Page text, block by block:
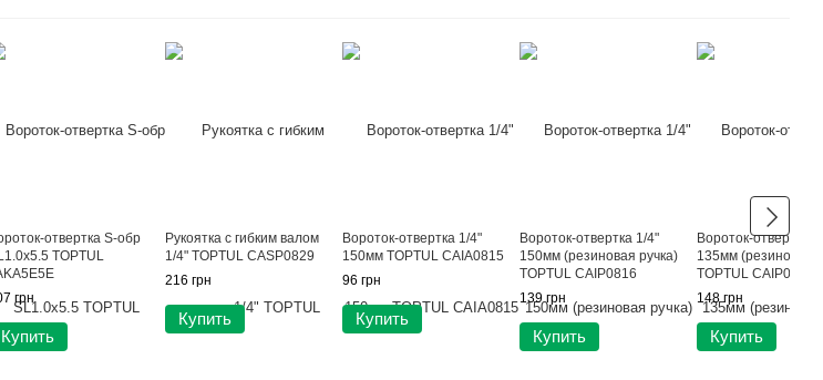
отвертка S-обр
TOPTUL
грн
Купить
Рукоятка с гибким валом
1/4" TOPTUL CASP0829
216 грн
Купить
Вороток-отвертка 1/4"
150мм TOPTUL CAIA0815
96 грн
Купить
Вороток-отвертка 1/4"
150мм (резиновая ручка)
TOPTUL CAIP0816
139 грн
Купить
Вороток-отвертка
135мм (резиновая
TOPTUL CAIP0814
148 грн
Купить